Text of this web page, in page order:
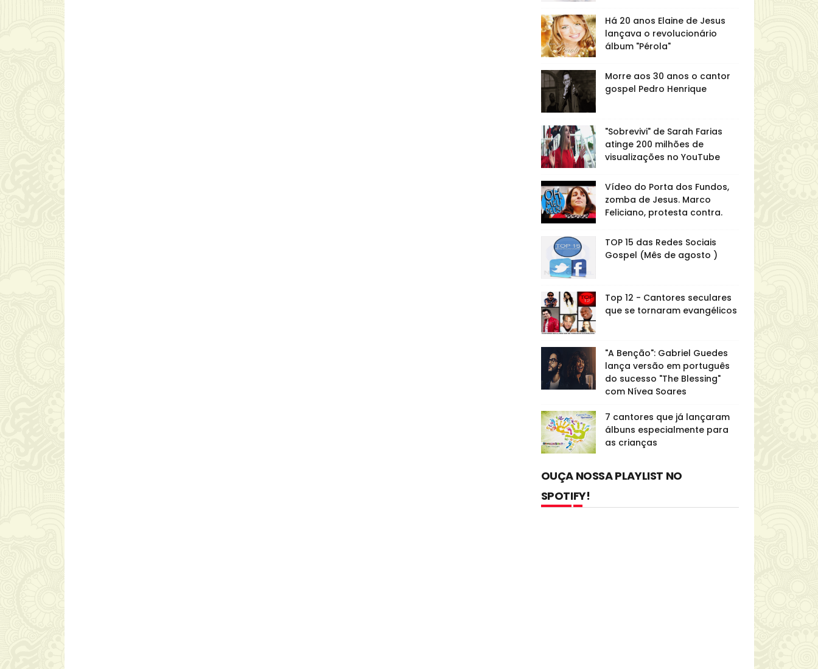
Há 20 anos Elaine de Jesus
lançava o revolucionário
álbum "Pérola"
Morre aos 30 anos o cantor
gospel Pedro Henrique
"Sobrevivi" de Sarah Farias
atinge 200 milhões de
visualizações no YouTube
Vídeo do Porta dos Fundos,
zomba de Jesus. Marco
Feliciano, protesta contra.
TOP 15 das Redes Sociais
Gospel (Mês de agosto )
Top 12 - Cantores seculares
que se tornaram evangélicos
"A Benção": Gabriel Guedes
lança versão em português
do sucesso "The Blessing"
com Nívea Soares
7 cantores que já lançaram
álbuns especialmente para
as crianças
OUÇA NOSSA PLAYLIST NO
SPOTIFY!